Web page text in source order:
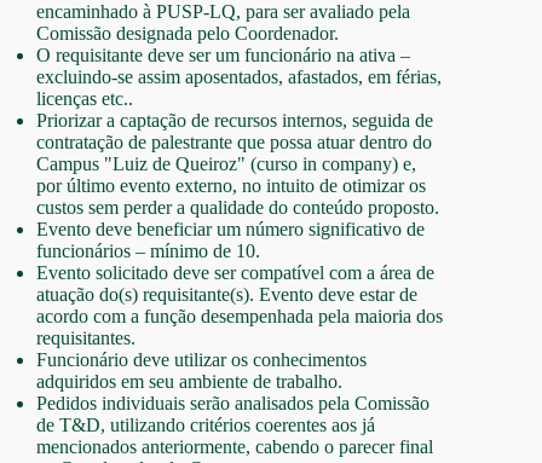
encaminhado à PUSP-LQ, para ser avaliado pela
Comissão designada pelo Coordenador.
O requisitante deve ser um funcionário na ativa –
excluindo-se assim aposentados, afastados, em férias,
licenças etc..
Priorizar a captação de recursos internos, seguida de
contratação de palestrante que possa atuar dentro do
Campus "Luiz de Queiroz" (curso in company) e,
por último evento externo, no intuito de otimizar os
custos sem perder a qualidade do conteúdo proposto.
Evento deve beneficiar um número significativo de
funcionários – mínimo de 10.
Evento solicitado deve ser compatível com a área de
atuação do(s) requisitante(s). Evento deve estar de
acordo com a função desempenhada pela maioria dos
requisitantes.
Funcionário deve utilizar os conhecimentos
adquiridos em seu ambiente de trabalho.
Pedidos individuais serão analisados pela Comissão
de T&D, utilizando critérios coerentes aos já
mencionados anteriormente, cabendo o parecer final